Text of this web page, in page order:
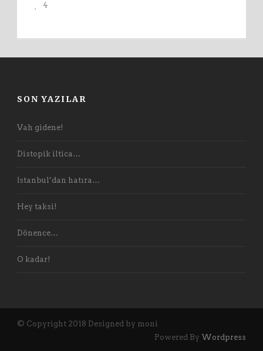
4
SON YAZILAR
Vah gidene!
Distopik iltica…
İstanbul’dan hatıra…
Hey taksi!
Dönence…
O kadar!
© Copyright 2018 Designed by moni
Powered By Wordpress